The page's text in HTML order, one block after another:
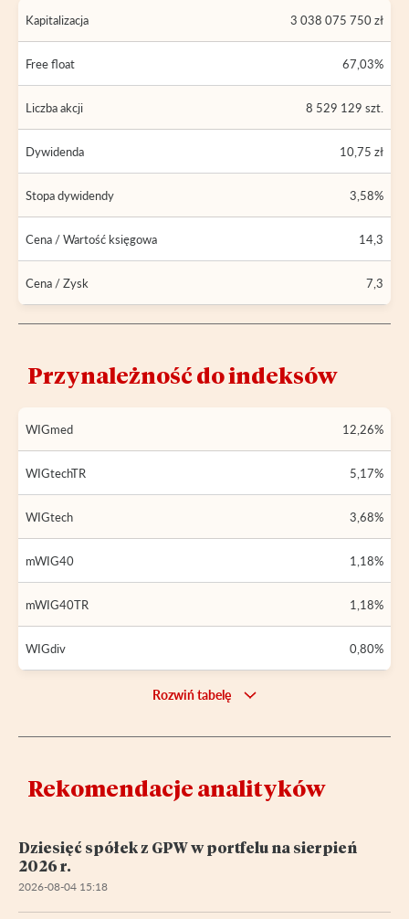
Kapitalizacja 3 038 075 750 zł
Free float 67,03%
Liczba akcji 8 529 129 szt.
Dywidenda 10,75 zł
Stopa dywidendy 3,58%
Cena / Wartość księgowa 14,3
Cena / Zysk 7,3
Przynależność do indeksów
WIGmed 12,26%
WIGtechTR 5,17%
WIGtech 3,68%
mWIG40 1,18%
mWIG40TR 1,18%
WIGdiv 0,80%
Rozwiń tabelę
Rekomendacje analityków
Dziesięć spółek z GPW w portfelu na sierpień
2026 r.
2026-08-04 15:18